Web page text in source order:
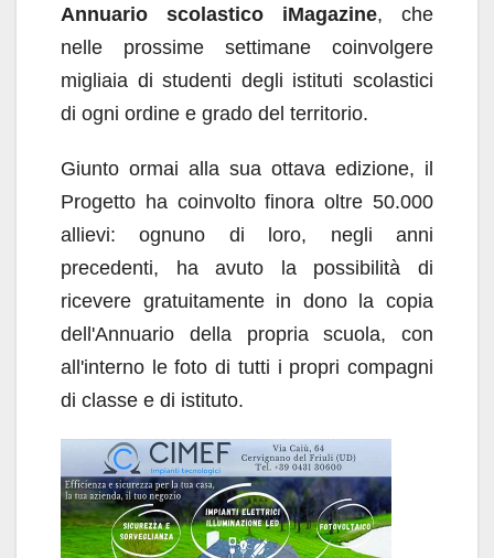
Annuario scolastico iMagazine, che
nelle prossime settimane coinvolgere
migliaia di studenti degli istituti scolastici
di ogni ordine e grado del territorio.
Giunto ormai alla sua ottava edizione, il
Progetto ha coinvolto finora oltre 50.000
allievi: ognuno di loro, negli anni
precedenti, ha avuto la possibilità di
ricevere gratuitamente in dono la copia
dell'Annuario della propria scuola, con
all'interno le foto di tutti i propri compagni
di classe e di istituto.